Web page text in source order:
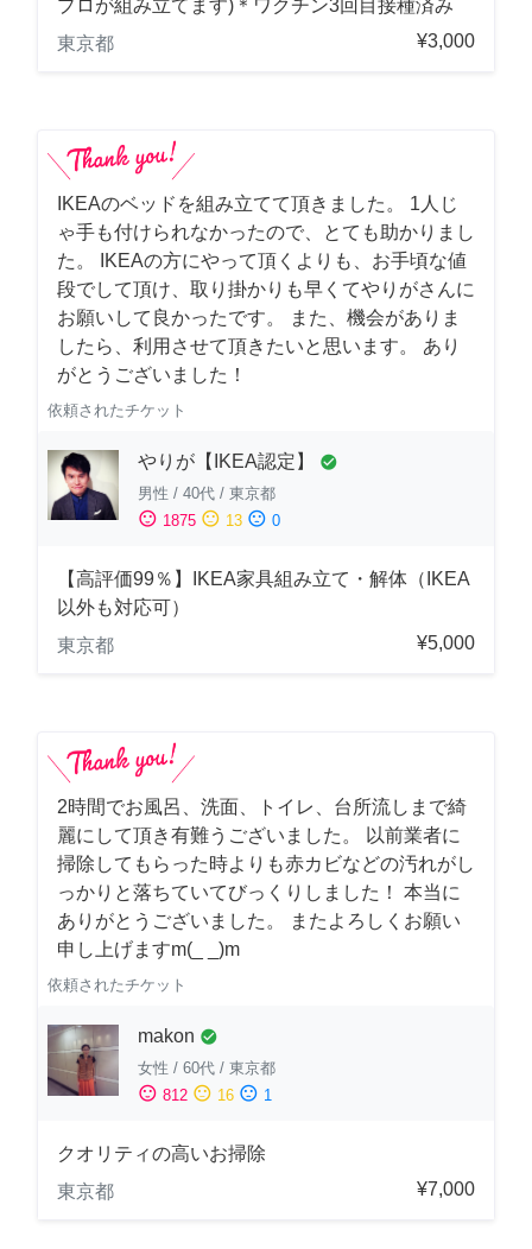
プロが組み立てます)＊ワクチン3回目接種済み
東京都
¥3,000
IKEAのベッドを組み立てて頂きました。 1人じ
ゃ手も付けられなかったので、とても助かりまし
た。 IKEAの方にやって頂くよりも、お手頃な値
段でして頂け、取り掛かりも早くてやりがさんに
お願いして良かったです。 また、機会がありま
したら、利用させて頂きたいと思います。 あり
がとうございました！
依頼されたチケット
やりが【IKEA認定】 check_circle
男性 / 40代 / 東京都
sentiment_satisfied 1875 sentiment_neutral 13 sentiment_dissatisfied 0
【高評価99％】IKEA家具組み立て・解体（IKEA
以外も対応可）
東京都
¥5,000
2時間でお風呂、洗面、トイレ、台所流しまで綺
麗にして頂き有難うございました。 以前業者に
掃除してもらった時よりも赤カビなどの汚れがし
っかりと落ちていてびっくりしました！ 本当に
ありがとうございました。 またよろしくお願い
申し上げますm(_ _)m
依頼されたチケット
makon check_circle
女性 / 60代 / 東京都
sentiment_satisfied 812 sentiment_neutral 16 sentiment_dissatisfied 1
クオリティの高いお掃除
東京都
¥7,000